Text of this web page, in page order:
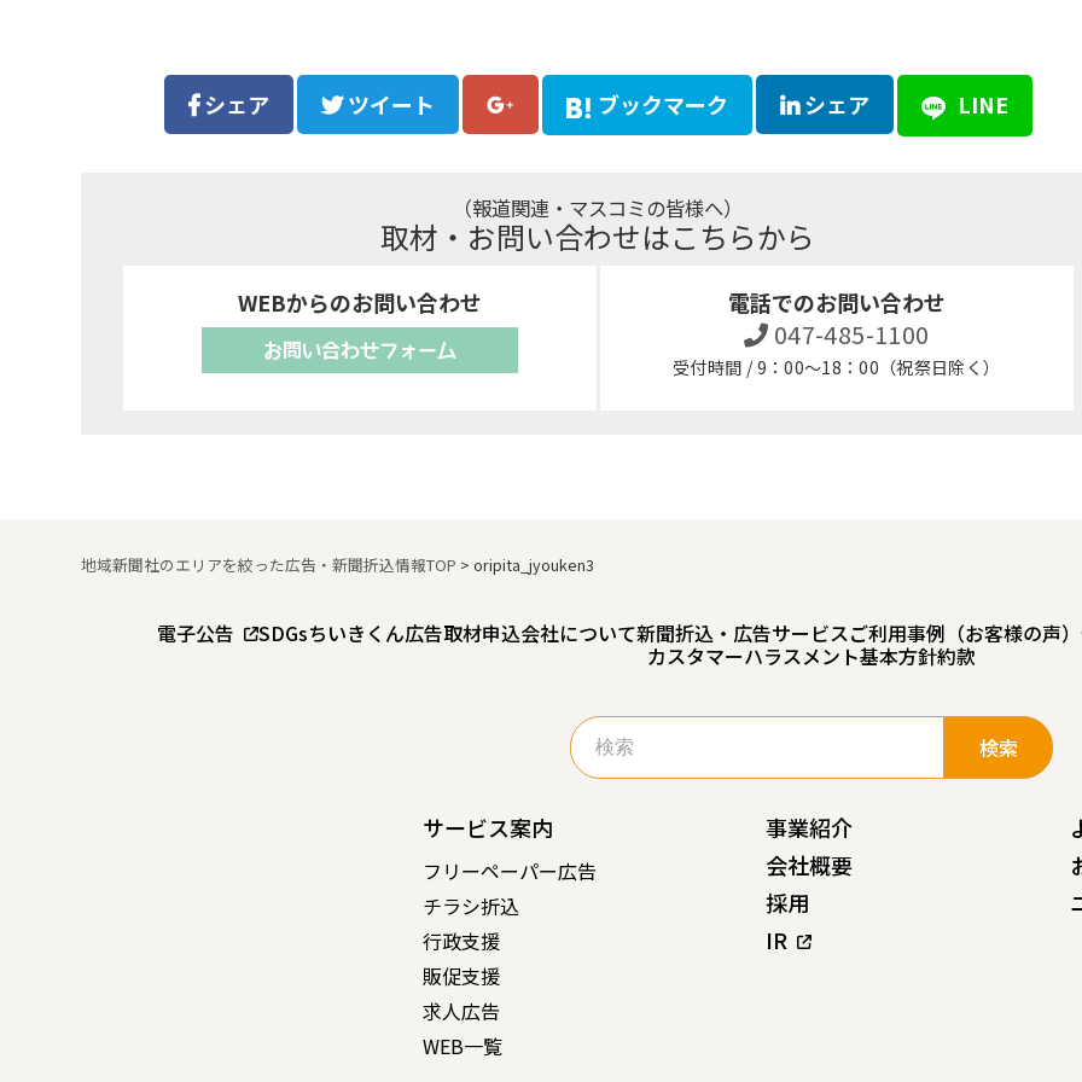
シェア ツイート ブックマーク シェア LINE
（報道関連・マスコミの皆様へ）
取材・お問い合わせはこちらから
WEBからのお問い合わせ
お問い合わせフォーム
電話でのお問い合わせ
047-485-1100
受付時間 / 9：00～18：00（祝祭日除く）
地域新聞社のエリアを絞った広告・新聞折込情報TOP >oripita_jyouken3
電子公告 SDGsちいきくん広告取材申込会社について新聞折込・広告サービスご利用事例（お客様の声）
カスタマーハラスメント基本方針約款
検
索:
サービス案内
フリーペーパー広告
チラシ折込
行政支援
販促支援
求人広告
WEB一覧
事業紹介
会社概要
採用
IR